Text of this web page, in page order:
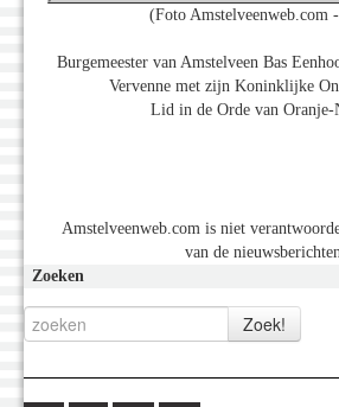
(Foto Amstelveenweb.com
Burgemeester van Amstelveen Bas
Vervenne met zijn Koninklijke
Lid in de Orde van Oranje-
Amstelveenweb.com is niet
van de
Zoeken